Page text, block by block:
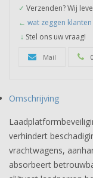
✓ Verzenden? Wij
← wat zeggen
↓ Stel ons uw vraag!
Mail
Omschrijving
verhindert
vrachtwagens,
absorbeert